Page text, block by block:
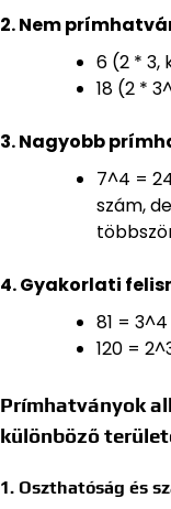
2. Nem
6 (2 * 3,
18 (2 *
3. Nagyobb
7^4 =
szám,
4. Gyakorlati
81 =
120 =
Prímhatványok
különböző
1. Oszthatóság és